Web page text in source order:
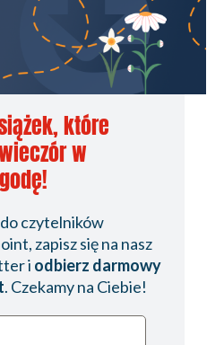
które
w
do czytelników
zapisz się na nasz
i odbierz darmowy
. Czekamy na Ciebie!